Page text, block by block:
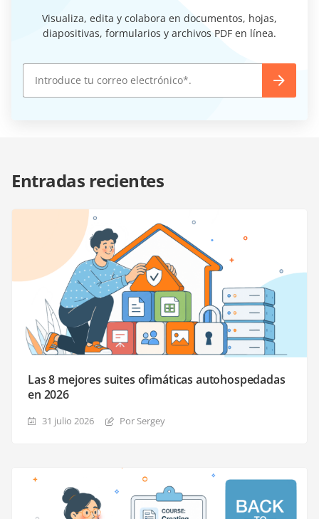
Visualiza, edita y colabora en documentos, hojas,
diapositivas, formularios y archivos PDF en línea.
Entradas recientes
Las 8 mejores suites ofimáticas autohospedadas
en 2026
31 julio 2026 Por Sergey